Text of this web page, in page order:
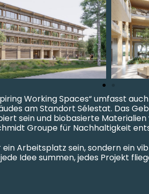
Working Spaces“ umfasst
am Standort Sélestat. Das
sein und biobasierte
Groupe für Nachhaltigkeit
ein Arbeitsplatz sein, sondern ein
Idee summen, jedes Projekt